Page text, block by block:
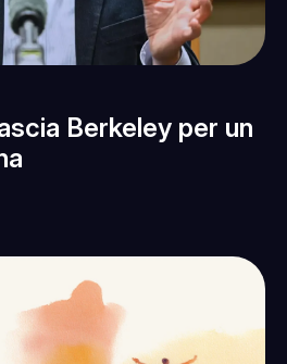
Berkeley per un